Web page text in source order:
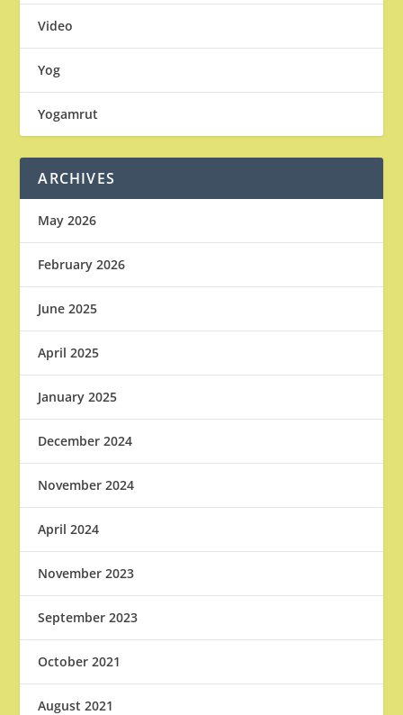
Video
Yog
Yogamrut
ARCHIVES
May 2026
February 2026
June 2025
April 2025
January 2025
December 2024
November 2024
April 2024
November 2023
September 2023
October 2021
August 2021